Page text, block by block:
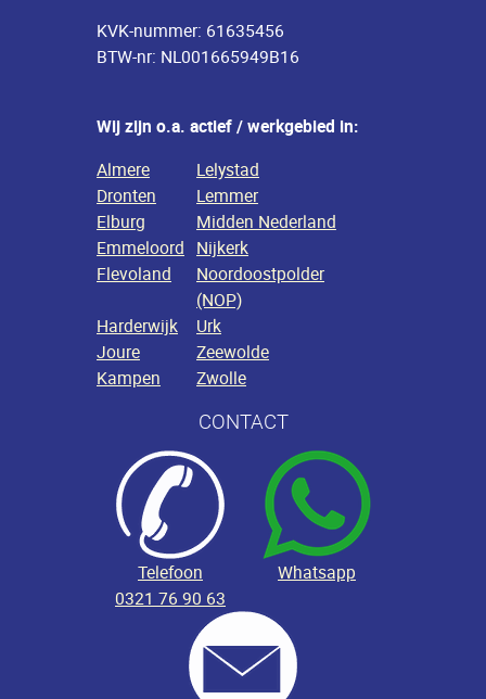
KVK-nummer: 61635456
BTW-nr: NL001665949B16
Wij zijn o.a. actief / werkgebied in:
Almere
Lelystad
Dronten
Lemmer
Elburg
Midden Nederland
Emmeloord Nijkerk
Flevoland
Noordoostpolder
(NOP)
Harderwijk
Urk
Joure
Zeewolde
Kampen
Zwolle
CONTACT
Telefoon
Whatsapp
0321 76 90 63